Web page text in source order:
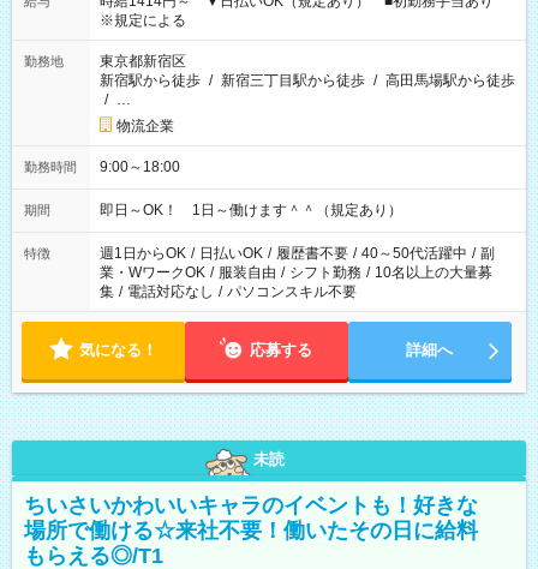
※規定による
勤務地
東京都新宿区
新宿駅から徒歩 / 新宿三丁目駅から徒歩 / 高田馬場駅から徒歩
/ …
物流企業
勤務時間 9:00～18:00
期間 即日～OK！ 1日～働けます＾＾（規定あり）
特徴 週1日からOK / 日払いOK / 履歴書不要 / 40～50代活躍中 / 副
業・WワークOK / 服装自由 / シフト勤務 / 10名以上の大量募
集 / 電話対応なし / パソコンスキル不要
気になる！ 応募する 詳細へ
未読
ちいさいかわいいキャラのイベントも！好きな
場所で働ける☆来社不要！働いたその日に給料
もらえる◎/T1